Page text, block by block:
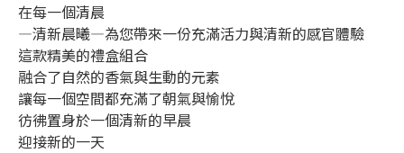
在每一個清晨
—清新晨曦—為您帶來一份充滿活力與清新的感官體驗
這款精美的禮盒組合
融合了自然的香氣與生動的元素
讓每一個空間都充滿了朝氣與愉悅
彷彿置身於一個清新的早晨
迎接新的一天